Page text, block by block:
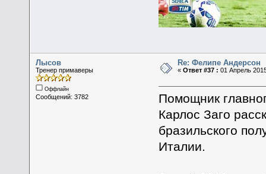
Лысов
Тренер примаверы
Оффлайн
Сообщений: 3782
Re: Фелипе Андерсон
«Ответ #37 : 01 Апрель
Помощник
Карлос Заго
бразильского
Италии.